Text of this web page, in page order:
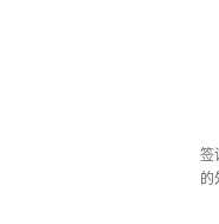
签
的